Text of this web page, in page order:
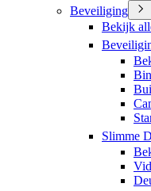
Beveiliging
Bekijk
Slimme